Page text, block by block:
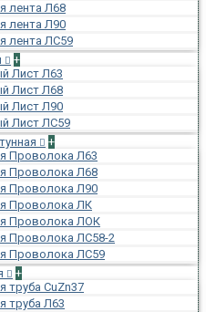
лента Л68
лента Л90
лента ЛС59
+
Лист Л63
Лист Л68
Лист Л90
Лист ЛС59
+
Проволока Л63
Проволока Л68
Проволока Л90
Проволока ЛК
Проволока ЛОК
Проволока ЛС58-2
Проволока ЛС59
+
труба CuZn37
труба Л63